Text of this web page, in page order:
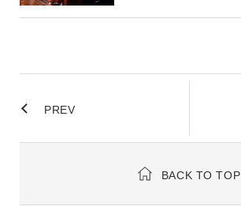
PREV
BACK TO TOP